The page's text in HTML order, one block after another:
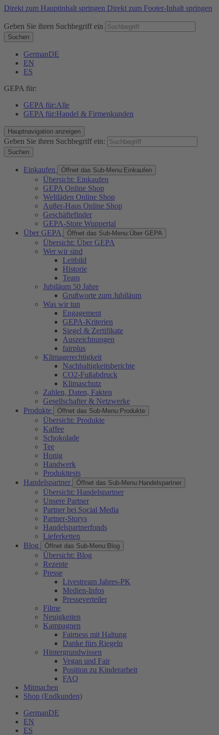
Direkt zum Hauptinhalt springen Direkt zum Footer-Inhalt springen
Geben Sie ihren Suchbegriff ein
Suchen
GermanDE
EN
ES
GEPA für:
GEPA für:Alle
GEPA für:Handel & Firmenkunden
Hauptnavigation anzeigen
Geben Sie ihren Suchbegriff ein:
Suchen
Einkaufen Öffnet das Sub-Menu: Einkaufen
Übersicht: Einkaufen
GEPA Online Shop
Weltläden Online Shop
Außer-Haus Online Shop
Geschäftefinder
GEPA-Store Wuppertal
Über GEPA
Öffnet das Sub-Menu:Über GEPA
Übersicht: Über GEPA
Wer wir sind
Leitbild
Historie
Team
Jubiläum 50 Jahre
Grußworte zum Jubiläum
Was wir tun
Engagement
GEPA-Kriterien
Siegel & Zertifikate
Auszeichnungen
fairplus
Klimagerechtigkeit
Nachhaltigkeitsberichte
CO2-Fußabdruck
Klimaschutz
Zahlen, Daten, Fakten
Gesellschafter & Netzwerke
Produkte
Öffnet das Sub-Menu: Produkte
Übersicht: Produkte
Kaffee
Schokolade
Tee
Honig
Handwerk
Produkttests
Handelspartner
Öffnet das Sub-Menu: Handelspartner
Übersicht: Handelspartner
Unsere Partner
Partner bei Social Media
Partner-Storys
Handelspartnerfonds
Lieferketten
Blog
Öffnet das Sub-Menu: Blog
Übersicht: Blog
Rezepte
Presse
Livestream Jahres-PK
Medien-Infos
Presseverteiler
Filme
Neuigkeiten
Kampagnen
Fairness mit Haltung
Danke fürs Riegeln
Hintergrundwissen
Vegan und Fair
Position zu Kinderarbeit
FAQ
Mitmachen
Shop (Endkunden)
GermanDE
EN
ES